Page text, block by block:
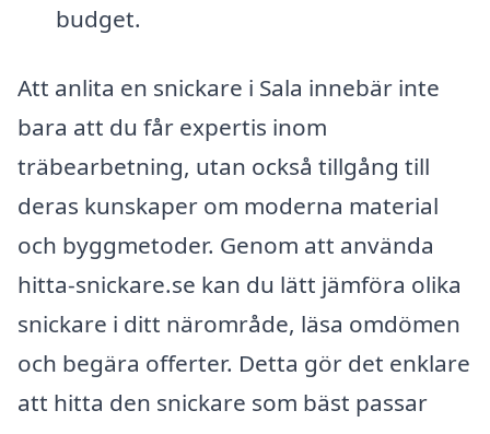
budget.
Att anlita en snickare i Sala innebär inte
bara att du får expertis inom
träbearbetning, utan också tillgång till
deras kunskaper om moderna material
och byggmetoder. Genom att använda
hitta-snickare.se kan du lätt jämföra olika
snickare i ditt närområde, läsa omdömen
och begära offerter. Detta gör det enklare
att hitta den snickare som bäst passar